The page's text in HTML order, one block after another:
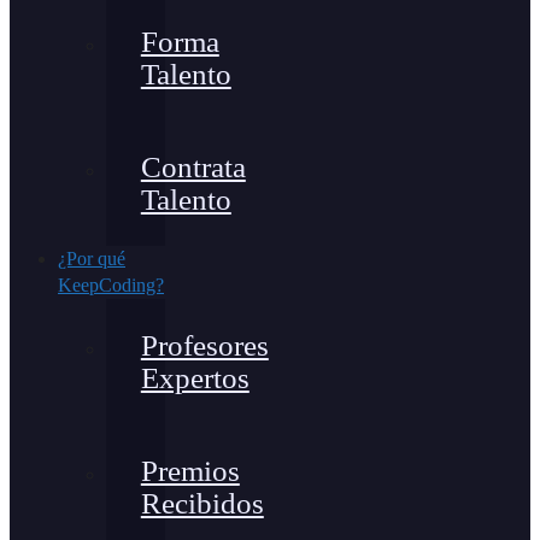
Forma
Talento
Contrata
Talento
¿Por qué
KeepCoding?
Profesores
Expertos
Premios
Recibidos